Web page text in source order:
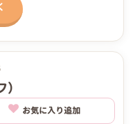
お気に入り追加